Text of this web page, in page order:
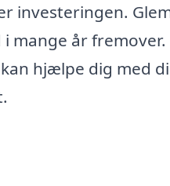
investeringen.
mange år
hjælpe dig med